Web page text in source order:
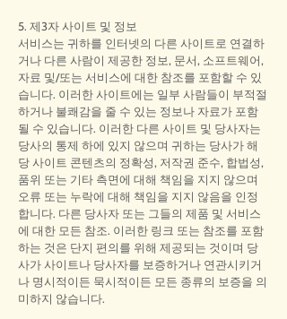
5. 제3자 사이트 및 정보
서비스는 귀하를 인터넷의 다른 사이트로 연결하
거나 다른 사람이 제공한 정보, 문서, 소프트웨어,
자료 및/또는 서비스에 대한 참조를 포함할 수 있
습니다. 이러한 사이트에는 일부 사람들이 부적절
하거나 불쾌감을 줄 수 있는 정보나 자료가 포함
될 수 있습니다. 이러한 다른 사이트 및 당사자는
당사의 통제 하에 있지 않으며 귀하는 당사가 해
당 사이트 콘텐츠의 정확성, 저작권 준수, 합법성,
품위 또는 기타 측면에 대해 책임을 지지 않으며
오류 또는 누락에 대해 책임을 지지 않음을 인정
합니다. 다른 당사자 또는 그들의 제품 및 서비스
에 대한 모든 참조. 이러한 링크 또는 참조를 포함
하는 것은 단지 편의를 위해 제공되는 것이며 당
사가 사이트나 당사자를 보증하거나 연관시키거
나 명시적이든 묵시적이든 모든 종류의 보증을 의
미하지 않습니다.